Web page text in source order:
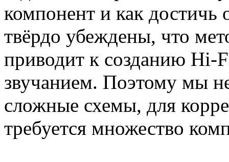
компонент и как
твёрдо убеждены, что
приводит к созданию Hi-
звучанием. Поэтому мы
сложные схемы, для
требуется множество